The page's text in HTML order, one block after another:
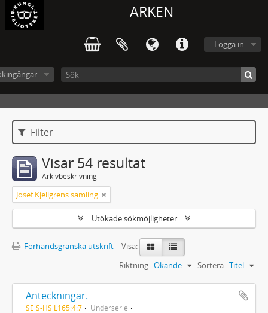
ARKEN
Logga in
Filter
Visar 54 resultat
Arkivbeskrivning
Josef Kjellgrens samling
Utökade sökmöjligheter
Förhandsgranska utskrift
Visa:
Sortera: Titel
Riktning: Ökande
Anteckningar.
SE S-HS L165:4:7
Underserie